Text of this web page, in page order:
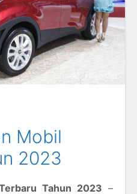
Mobil
2023
Tahun 2023 –